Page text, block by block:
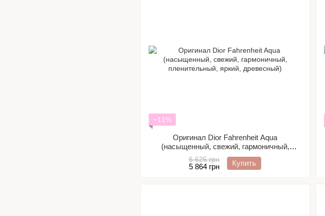
−11%
Оригинал Dior Fahrenheit Aqua
(насыщенный, свежий, гармоничный,
пленительный, яркий, древесный)
6 625 грн
5 864 грн Купить